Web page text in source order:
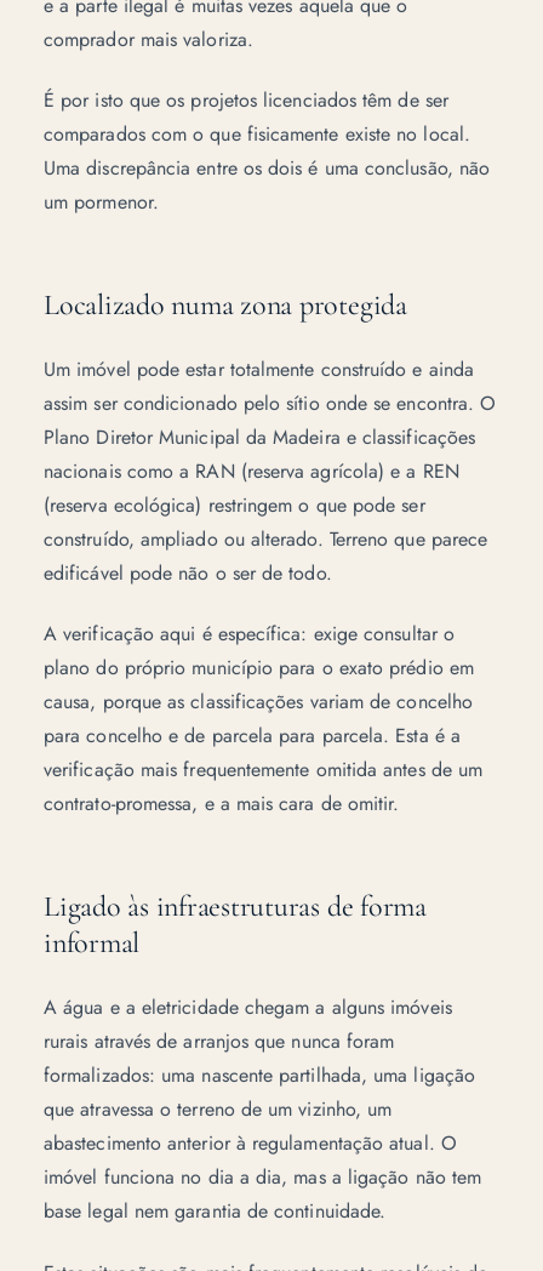
comprador mais valoriza.
É por isto que os projetos licenciados têm de ser
comparados com o que fisicamente existe no local.
Uma discrepância entre os dois é uma conclusão, não
um pormenor.
Localizado numa zona protegida
Um imóvel pode estar totalmente construído e ainda
assim ser condicionado pelo sítio onde se encontra. O
Plano Diretor Municipal da Madeira e classificações
nacionais como a RAN (reserva agrícola) e a REN
(reserva ecológica) restringem o que pode ser
construído, ampliado ou alterado. Terreno que parece
edificável pode não o ser de todo.
A verificação aqui é específica: exige consultar o
plano do próprio município para o exato prédio em
causa, porque as classificações variam de concelho
para concelho e de parcela para parcela. Esta é a
verificação mais frequentemente omitida antes de um
contrato-promessa, e a mais cara de omitir.
Ligado às infraestruturas de forma
informal
A água e a eletricidade chegam a alguns imóveis
rurais através de arranjos que nunca foram
formalizados: uma nascente partilhada, uma ligação
que atravessa o terreno de um vizinho, um
abastecimento anterior à regulamentação atual. O
imóvel funciona no dia a dia, mas a ligação não tem
base legal nem garantia de continuidade.